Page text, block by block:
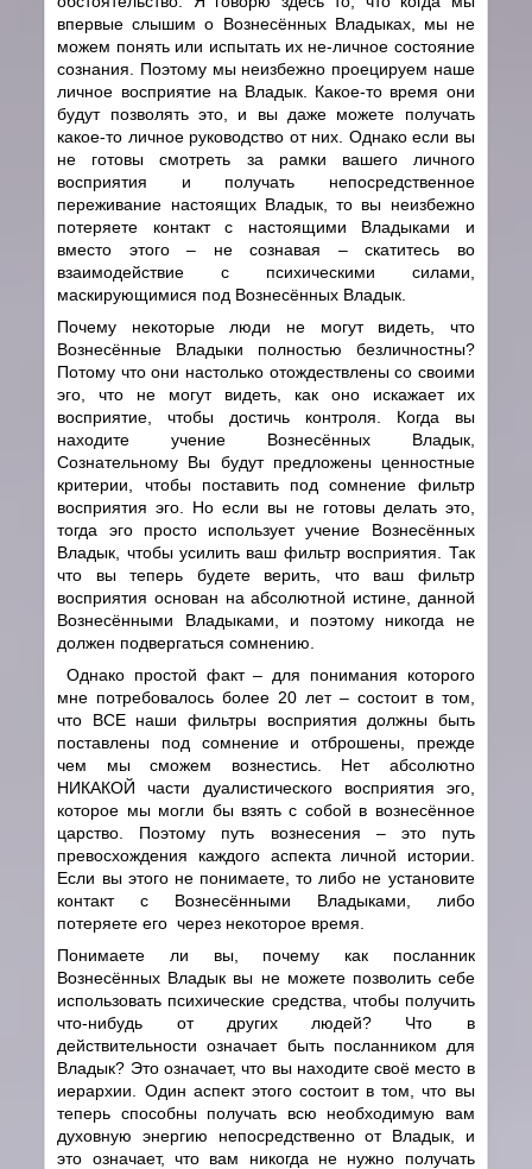
впервые слышим о Вознесённых Владыках, мы не
можем понять или испытать их не-личное состояние
сознания. Поэтому мы неизбежно проецируем наше
личное восприятие на Владык. Какое-то время они
будут позволять это, и вы даже можете получать
какое-то личное руководство от них. Однако если вы
не готовы смотреть за рамки вашего личного
восприятия и получать непосредственное
переживание настоящих Владык, то вы неизбежно
потеряете контакт с настоящими Владыками и
вместо этого – не сознавая – скатитесь во
взаимодействие с психическими силами,
маскирующимися под Вознесённых Владык.
Почему некоторые люди не могут видеть, что
Вознесённые Владыки полностью безличностны?
Потому что они настолько отождествлены со своими
эго, что не могут видеть, как оно искажает их
восприятие, чтобы достичь контроля. Когда вы
находите учение Вознесённых Владык,
Сознательному Вы будут предложены ценностные
критерии, чтобы поставить под сомнение фильтр
восприятия эго. Но если вы не готовы делать это,
тогда эго просто использует учение Вознесённых
Владык, чтобы усилить ваш фильтр восприятия. Так
что вы теперь будете верить, что ваш фильтр
восприятия основан на абсолютной истине, данной
Вознесёнными Владыками, и поэтому никогда не
должен подвергаться сомнению.
Однако простой факт – для понимания которого
мне потребовалось более 20 лет – состоит в том,
что ВСЕ наши фильтры восприятия должны быть
поставлены под сомнение и отброшены, прежде
чем мы сможем вознестись. Нет абсолютно
НИКАКОЙ части дуалистического восприятия эго,
которое мы могли бы взять с собой в вознесённое
царство. Поэтому путь вознесения – это путь
превосхождения каждого аспекта личной истории.
Если вы этого не понимаете, то либо не установите
контакт с Вознесёнными Владыками, либо
потеряете его через некоторое время.
Понимаете ли вы, почему как посланник
Вознесённых Владык вы не можете позволить себе
использовать психические средства, чтобы получить
что-нибудь от других людей? Что в
действительности означает быть посланником для
Владык? Это означает, что вы находите своё место в
иерархии. Один аспект этого состоит в том, что вы
теперь способны получать всю необходимую вам
духовную энергию непосредственно от Владык, и
это означает, что вам никогда не нужно получать